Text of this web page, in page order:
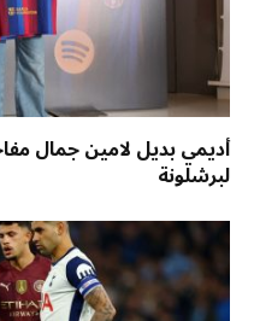
أديمي بديل لامين جمال
لبرشلونة